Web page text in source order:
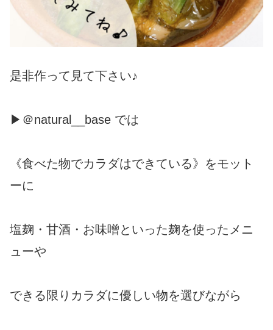
是非作って見て下さい♪
▶＠natural__base では
《食べた物でカラダはできている》をモット
ーに
塩麹・甘酒・お味噌といった麹を使ったメニ
ューや
できる限りカラダに優しい物を選びながら